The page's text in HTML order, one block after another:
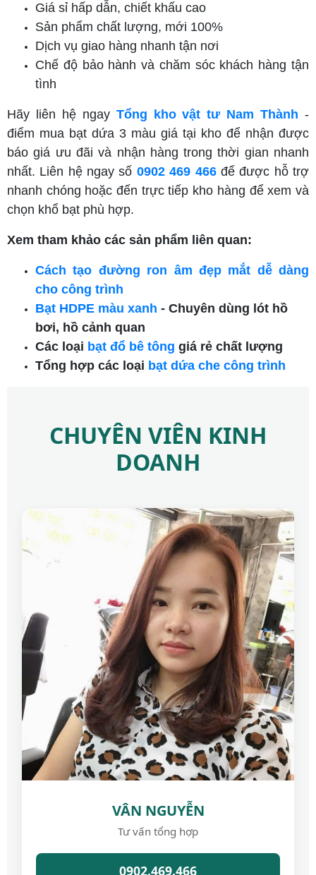
Giá sỉ hấp dẫn, chiết khấu cao
Sản phẩm chất lượng, mới 100%
Dịch vụ giao hàng nhanh tận nơi
Chế độ bảo hành và chăm sóc khách hàng tận
tình
Hãy liên hệ ngay Tổng kho vật tư Nam Thành -
điểm mua bạt dứa 3 màu giá tại kho để nhận được
báo giá ưu đãi và nhận hàng trong thời gian nhanh
nhất. Liên hệ ngay số 0902 469 466để được hỗ trợ
nhanh chóng hoặc đến trực tiếp kho hàng để xem và
chọn khổ bạt phù hợp.
Xem tham khảo các sản phẩm liên quan:
Cách tạo đường ron âm đẹp mắt dễ dàng
cho công trình
Bạt HDPE màu xanh - Chuyên dùng lót hồ
bơi, hồ cảnh quan
Các loại bạt đổ bê tông giá rẻ chất lượng
Tổng hợp các loại bạt dứa che công trình
CHUYÊN VIÊN KINH
DOANH
VÂN NGUYỄN
Tư vấn tổng hợp
0902.469.466